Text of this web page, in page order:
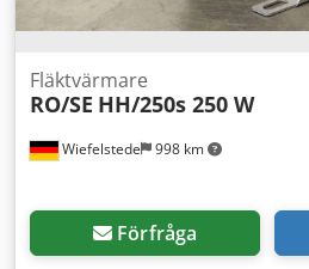
Wiefelstede 998 km
Fläktvärmare
RO/SE HH/250s 250 W
Förfråga